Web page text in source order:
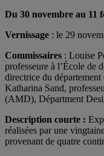
Du 30 novembre au 11
Vernissage : le 29
Commissaires : Louise
professeure à l’École de
directrice du
Katharina Sand,
(AMD), Départment
Description courte :
réalisées par une
provenant de quatre